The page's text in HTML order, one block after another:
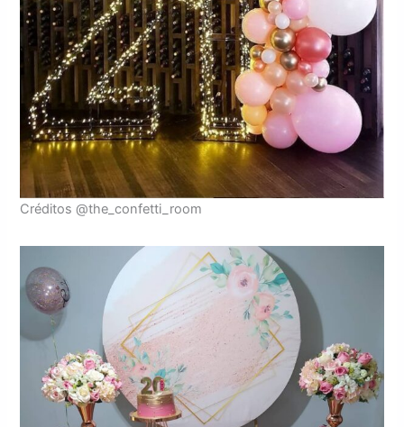
Créditos @the_confetti_room